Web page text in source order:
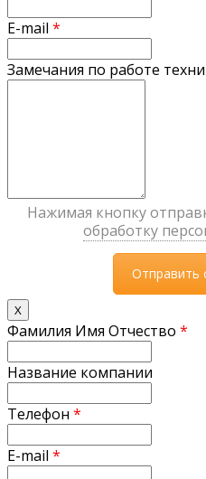
E-mail *
Замечания по работе
Нажимая кнопку
обработку
X
Фамилия Имя Отчество *
Название компании
Телефон *
E-mail *